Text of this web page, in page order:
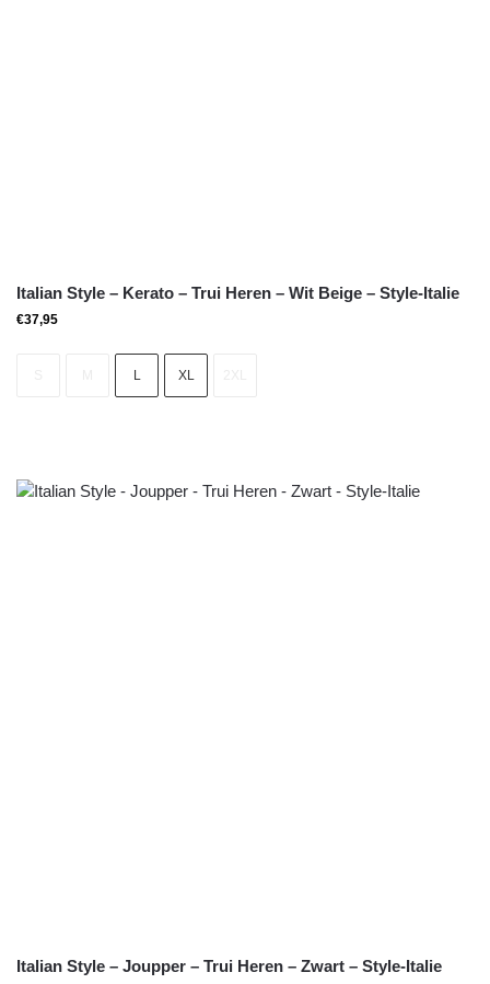
Italian Style – Kerato – Trui Heren – Wit Beige – Style-Italie
€37,95
L XL
Italian Style – Joupper – Trui Heren – Zwart – Style-Italie